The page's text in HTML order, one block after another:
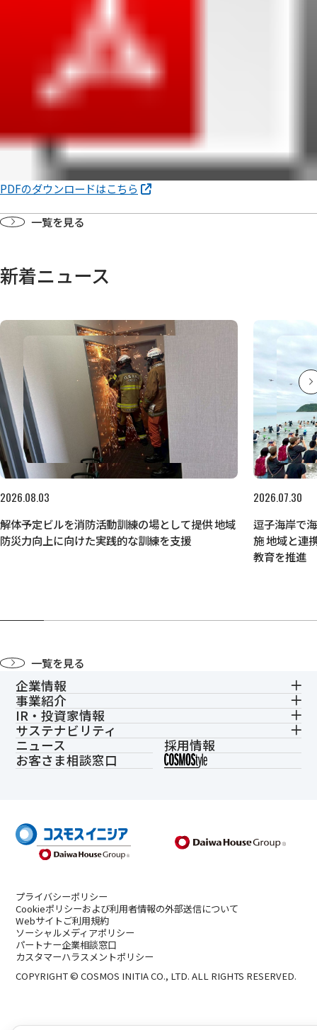
PDFのダウンロードはこちら
一覧を見る
新着ニュース
2026.08.03
解体予定ビルを消防活動訓練の場として提供 地域
防災力向上に向けた実践的な訓練を支援
2026.07.30
逗子海岸で
施 地域と連
教育を推進
一覧を見る
企業情報
事業紹介
IR・投資家情報
サステナビリティ
ニュース
採用情報
お客さま相談窓口
プライバシーポリシー
Cookieポリシーおよび利用者情報の外部送信について
Webサイトご利用規約
ソーシャルメディアポリシー
パートナー企業相談窓口
カスタマーハラスメントポリシー
COPYRIGHT © COSMOS INITIA CO., LTD. ALL RIGHTS RESERVED.